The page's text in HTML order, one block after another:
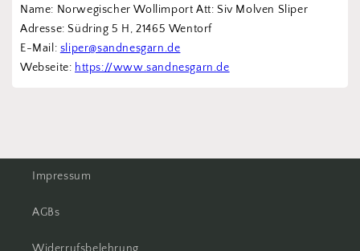
Name: Norwegischer Wollimport Att: Siv Molven Sliper
Adresse: Südring 5 H, 21465 Wentorf
E-Mail: sliper@sandnesgarn.de
Webseite: https://www.sandnesgarn.de
Impressum
AGBs